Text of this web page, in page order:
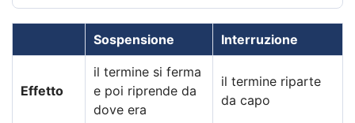
Sospensione Interruzione
Effetto
il termine si ferma
e poi riprende da
dove era
il termine riparte
da capo